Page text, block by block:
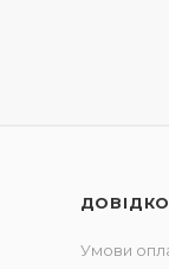
Умови